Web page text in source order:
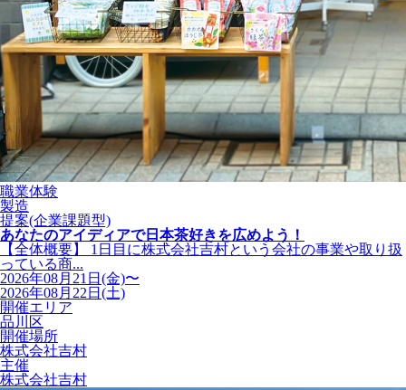
職業体験
製造
提案(企業課題型)
あなたのアイディアで日本茶好きを広めよう！
【全体概要】 1日目に株式会社吉村という会社の事業や取り扱
っている商...
2026年08月21日(金)〜
2026年08月22日(土)
開催エリア
品川区
開催場所
株式会社吉村
主催
株式会社吉村